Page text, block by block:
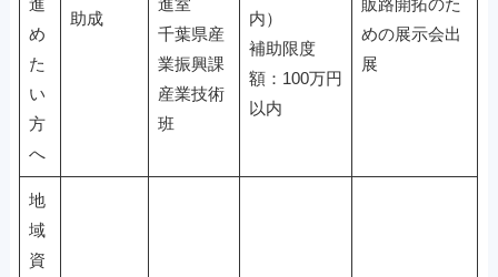
進
め
た
い
方
へ
助成
進室
千葉県産
業振興課
産業技術
班
内）
補助限度
額：100万円
以内
販路開拓のた
めの展示会出
展
地
域
資